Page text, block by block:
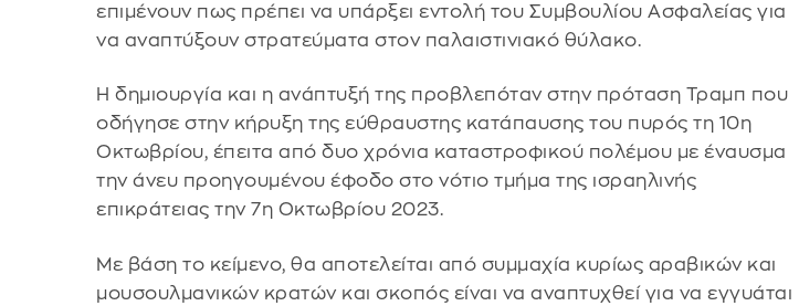
επιμένουν πως πρέπει να υπάρξει εντολή του Συμβουλίου Ασφαλείας για
να αναπτύξουν στρατεύματα στον παλαιστινιακό θύλακο.
Η δημιουργία και η ανάπτυξή της προβλεπόταν στην πρόταση Τραμπ που
οδήγησε στην κήρυξη της εύθραυστης κατάπαυσης του πυρός τη 10η
Οκτωβρίου, έπειτα από δυο χρόνια καταστροφικού πολέμου με έναυσμα
την άνευ προηγουμένου έφοδο στο νότιο τμήμα της ισραηλινής
επικράτειας την 7η Οκτωβρίου 2023.
Με βάση το κείμενο, θα αποτελείται από συμμαχία κυρίως αραβικών και
μουσουλμανικών κρατών και σκοπός είναι να αναπτυχθεί για να εγγυάται